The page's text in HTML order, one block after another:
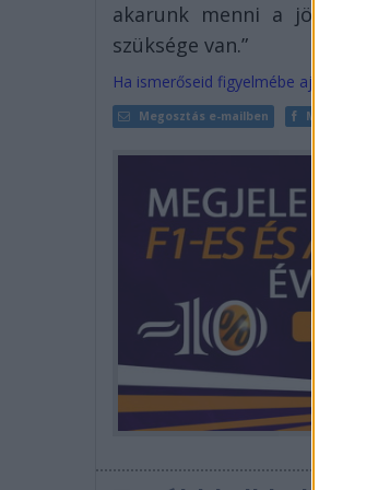
akarunk menni a jövőben,
szüksége van.”
Ha ismerőseid figyelmébe ajánlanád a
Megosztás e-mailben Megosztás